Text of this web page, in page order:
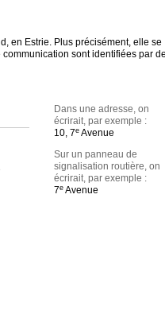
en Estrie. Plus précisément, elle se
sont identifiées par
Dans une adresse, on
écrirait, par exemple :
10, 7eAvenue
Sur un panneau de
signalisation routière, on
écrirait, par exemple :
7eAvenue